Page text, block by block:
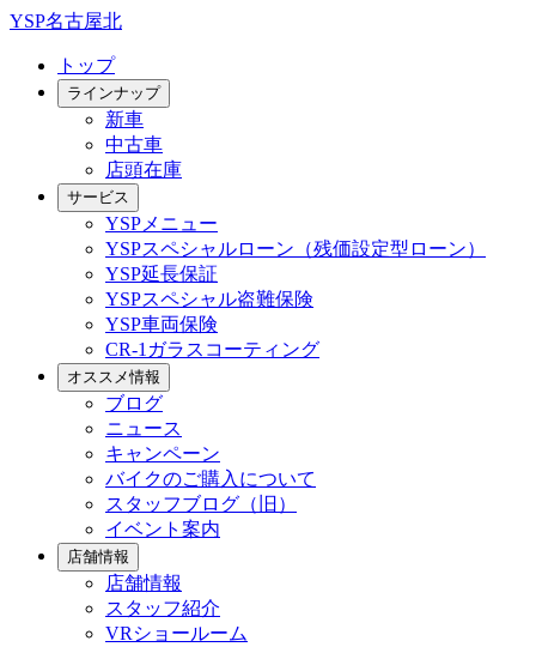
YSP名古屋北
トップ
ラインナップ
新車
中古車
店頭在庫
サービス
YSPメニュー
YSPスペシャルローン（残価設定型ローン）
YSP延長保証
YSPスペシャル盗難保険
YSP車両保険
CR-1ガラスコーティング
オススメ情報
ブログ
ニュース
キャンペーン
バイクのご購入について
スタッフブログ（旧）
イベント案内
店舗情報
店舗情報
スタッフ紹介
VRショールーム